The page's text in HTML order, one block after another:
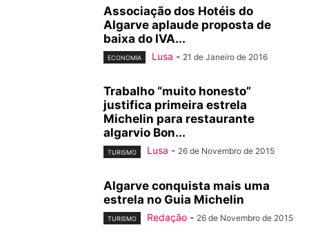
Associação dos Hotéis do
Algarve aplaude proposta de
baixa do IVA...
ECONOMIA Lusa - 21 de Janeiro de 2016
Trabalho “muito honesto”
justifica primeira estrela
Michelin para restaurante
algarvio Bon...
TURISMO Lusa - 26 de Novembro de 2015
Algarve conquista mais uma
estrela no Guia Michelin
TURISMO Redação - 26 de Novembro de 2015